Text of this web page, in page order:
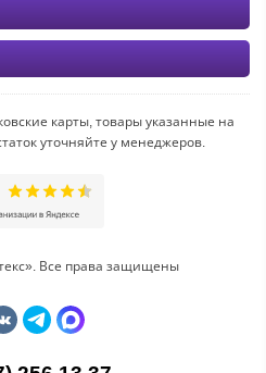
карты, товары указанные на
уточняйте у менеджеров.
Все права защищены